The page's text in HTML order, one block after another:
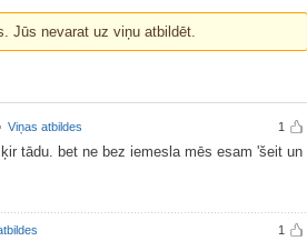
Jūs nevarat uz viņu atbildēt.
1
Viņas atbildes
tādu. bet ne bez iemesla mēs esam 'šeit un
1